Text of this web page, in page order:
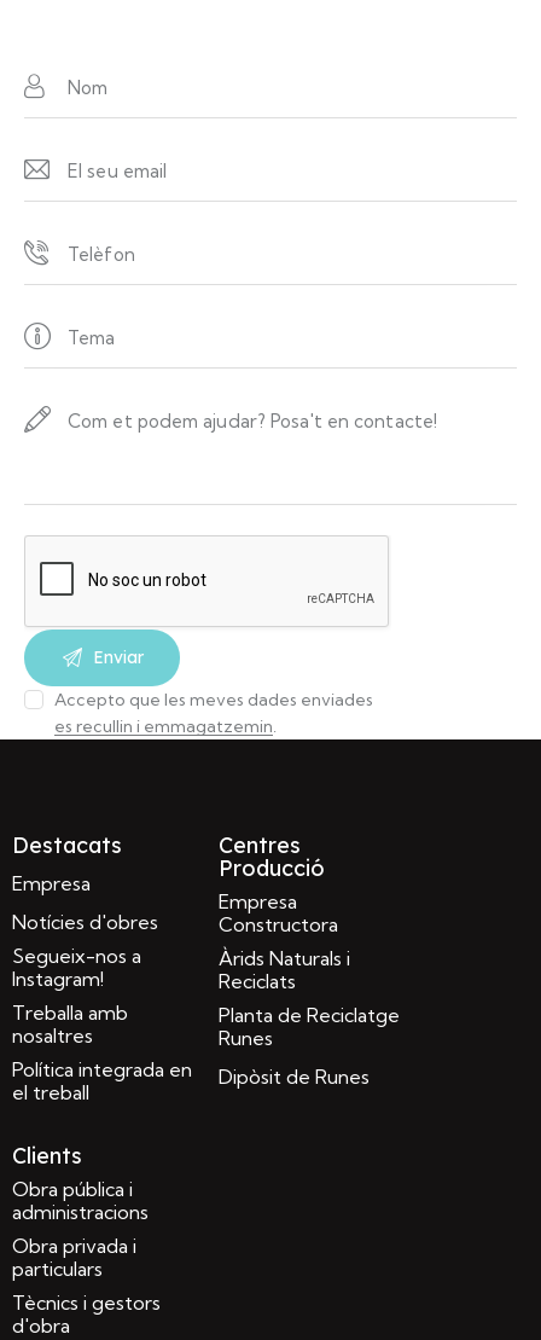
Accepto que les meves dades enviades
es recullin i emmagatzemin.
Destacats
Empresa
Notícies d'obres
Segueix-nos a
Instagram!
Treballa amb
nosaltres
Política integrada en
el treball
Centres
Producció
Empresa
Constructora
Àrids Naturals i
Reciclats
Planta de Reciclatge
Runes
Dipòsit de Runes
Clients
Obra pública i
administracions
Obra privada i
particulars
Tècnics i gestors
d'obra